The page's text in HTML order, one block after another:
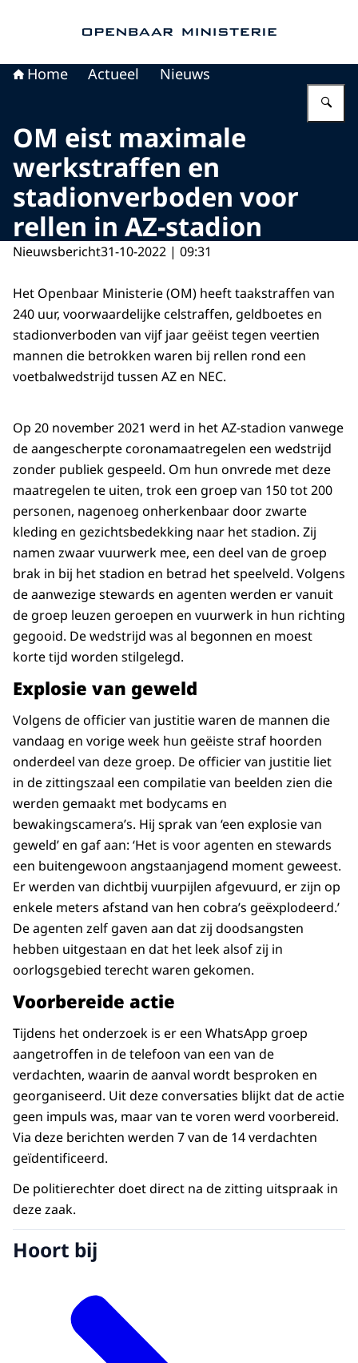
Home Actueel Nieuws
OM eist maximale
werkstraffen en
stadionverboden voor
rellen in AZ-stadion
Nieuwsbericht31-10-2022 | 09:31
Het Openbaar Ministerie (OM) heeft taakstraffen van
240 uur, voorwaardelijke celstraffen, geldboetes en
stadionverboden van vijf jaar geëist tegen veertien
mannen die betrokken waren bij rellen rond een
voetbalwedstrijd tussen AZ en NEC.
Op 20 november 2021 werd in het AZ-stadion vanwege
de aangescherpte coronamaatregelen een wedstrijd
zonder publiek gespeeld. Om hun onvrede met deze
maatregelen te uiten, trok een groep van 150 tot 200
personen, nagenoeg onherkenbaar door zwarte
kleding en gezichtsbedekking naar het stadion. Zij
namen zwaar vuurwerk mee, een deel van de groep
brak in bij het stadion en betrad het speelveld. Volgens
de aanwezige stewards en agenten werden er vanuit
de groep leuzen geroepen en vuurwerk in hun richting
gegooid. De wedstrijd was al begonnen en moest
korte tijd worden stilgelegd.
Explosie van geweld
Volgens de officier van justitie waren de mannen die
vandaag en vorige week hun geëiste straf hoorden
onderdeel van deze groep. De officier van justitie liet
in de zittingszaal een compilatie van beelden zien die
werden gemaakt met bodycams en
bewakingscamera’s. Hij sprak van ‘een explosie van
geweld’ en gaf aan: ‘Het is voor agenten en stewards
een buitengewoon angstaanjagend moment geweest.
Er werden van dichtbij vuurpijlen afgevuurd, er zijn op
enkele meters afstand van hen cobra’s geëxplodeerd.’
De agenten zelf gaven aan dat zij doodsangsten
hebben uitgestaan en dat het leek alsof zij in
oorlogsgebied terecht waren gekomen.
Voorbereide actie
Tijdens het onderzoek is er een WhatsApp groep
aangetroffen in de telefoon van een van de
verdachten, waarin de aanval wordt besproken en
georganiseerd. Uit deze conversaties blijkt dat de actie
geen impuls was, maar van te voren werd voorbereid.
Via deze berichten werden 7 van de 14 verdachten
geïdentificeerd.
De politierechter doet direct na de zitting uitspraak in
deze zaak.
Hoort bij